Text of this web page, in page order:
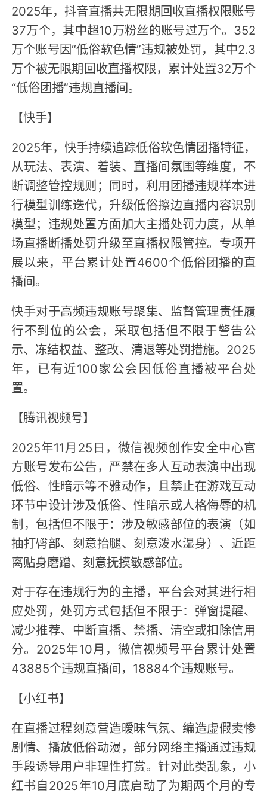
2025年，抖音直播共无限期回收直播权限账号
37万个，其中超10万粉丝的账号过万个。352
万个账号因“低俗软色情”违规被处罚，其中2.3
万个被无限期回收直播权限，累计处置32万个
“低俗团播”违规直播间。
【快手】
2025年，快手持续追踪低俗软色情团播特征，
从玩法、表演、着装、直播间氛围等维度，不
断调整管控规则；同时，利用团播违规样本进
行模型训练迭代，升级低俗擦边直播内容识别
模型；违规处置方面加大主播处罚力度，从单
场直播断播处罚升级至直播权限管控。专项开
展以来，平台累计处置4600个低俗团播的直
播间。
快手对于高频违规账号聚集、监督管理责任履
行不到位的公会，采取包括但不限于警告公
示、冻结权益、整改、清退等处罚措施。2025
年，已有近100家公会因低俗直播被平台处
置。
【腾讯视频号】
2025年11月25日，微信视频创作安全中心官
方账号发布公告，严禁在多人互动表演中出现
低俗、性暗示等不雅动作，且禁止在游戏互动
环节中设计涉及低俗、性暗示或人格侮辱的机
制，包括但不限于：涉及敏感部位的表演（如
抽打臀部、刻意抬腿、刻意泼水湿身）、近距
离贴身磨蹭、刻意抚摸敏感部位。
对于存在违规行为的主播，平台会对其进行相
应处罚，处罚方式包括但不限于：弹窗提醒、
减少推荐、中断直播、禁播、清空或扣除信用
分。2025年10月，微信视频号平台累计处置
43885个违规直播间，18884个违规账号。
【小红书】
在直播过程刻意营造暧昧气氛、编造虚假卖惨
剧情、播放低俗动漫，部分网络主播通过违规
手段诱导用户非理性打赏。针对此类乱象，小
红书自2025年10月底启动了为期两个月的专